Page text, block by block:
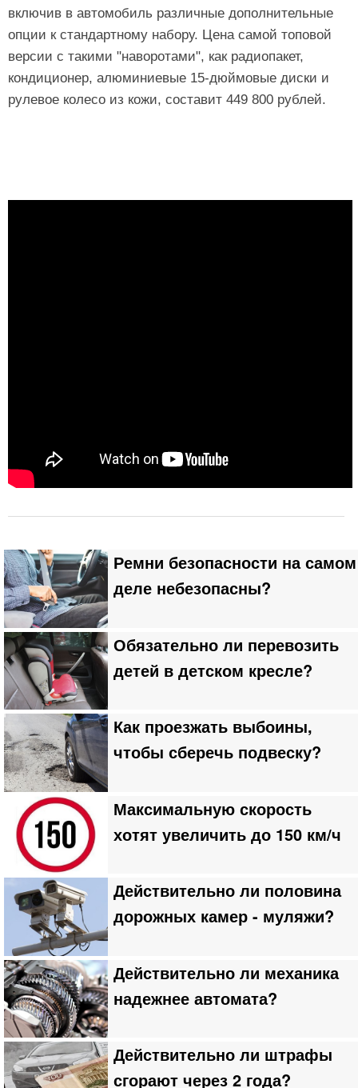
включив в автомобиль различные дополнительные
опции к стандартному набору. Цена самой топовой
версии с такими "наворотами", как радиопакет,
кондиционер, алюминиевые 15-дюймовые диски и
рулевое колесо из кожи, составит 449 800 рублей.
Ремни безопасности на самом
деле небезопасны?
Обязательно ли перевозить
детей в детском кресле?
Как проезжать выбоины,
чтобы сберечь подвеску?
Максимальную скорость
хотят увеличить до 150 км/ч
Действительно ли половина
дорожных камер - муляжи?
Действительно ли механика
надежнее автомата?
Действительно ли штрафы
сгорают через 2 года?